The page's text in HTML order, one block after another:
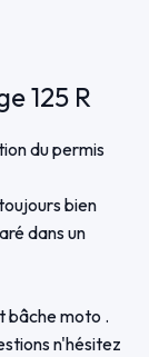
125 R
du permis
bien
dans un
bâche moto .
n'hésitez